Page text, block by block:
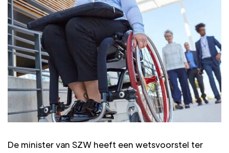
De minister van SZW heeft een wetsvoorstel ter